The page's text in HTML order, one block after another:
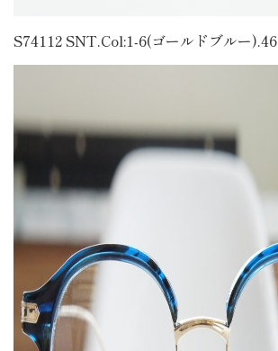
S74112 SNT.Col:1-6(ゴールドブルー).46